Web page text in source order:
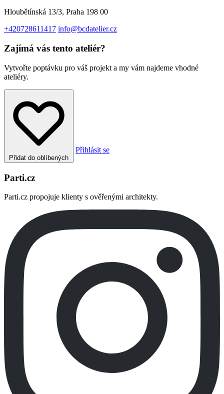
Hloubětínská 13/3, Praha 198 00
+420728611417 info@bcdatelier.cz
Zajímá vás tento ateliér?
Vytvořte poptávku pro váš projekt a my vám najdeme vhodné
ateliéry.
Přidat do oblíbených
Přihlásit se
Parti.cz
Parti.cz propojuje klienty s ověřenými architekty.